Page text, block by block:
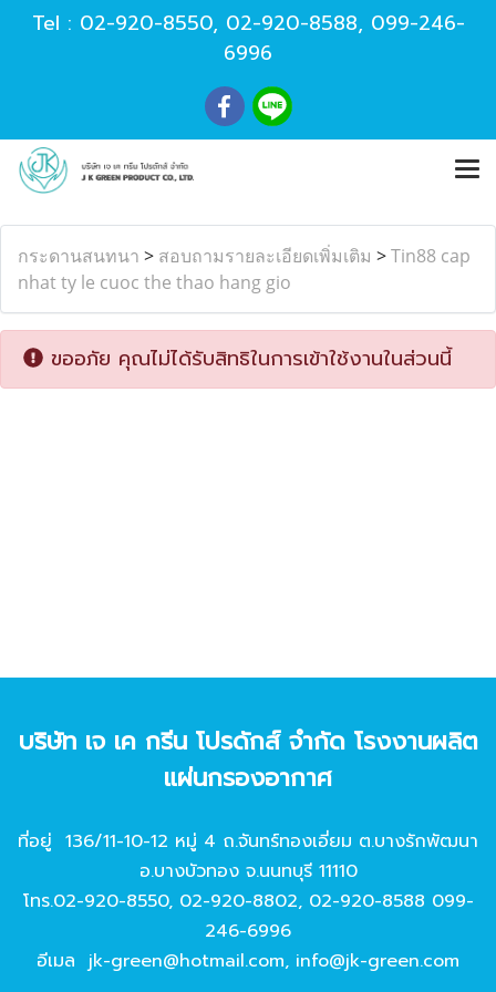
Tel : 02-920-8550, 02-920-8588, 099-246-
6996
กระดานสนทนา > สอบถามรายละเอียดเพิ่มเติม >Tin88 cap
nhat ty le cuoc the thao hang gio
ขออภัย คุณไม่ได้รับสิทธิในการเข้าใช้งานในส่วนนี้
บริษัท เจ เค กรีน โปรดักส์ จํากัด โรงงานผลิต
แผ่นกรองอากาศ
ที่อยู่ 136/11-10-12 หมู่ 4 ถ.จันทร์ทองเอี่ยม ต.บางรักพัฒนา
อ.บางบัวทอง จ.นนทบุรี 11110
โทร.02-920-8550, 02-920-8802, 02-920-8588 099-
246-6996
อีเมล jk-green@hotmail.com, info@jk-green.com